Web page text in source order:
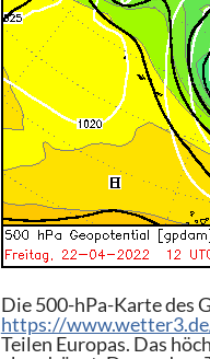
Die 500-hPa-Karte des
https://
Teilen Europas. Das